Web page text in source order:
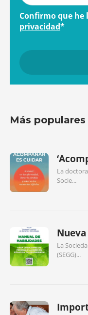
Confirmo que he
privacidad*
Más populares
La
Socie...
La
(SEGG)...